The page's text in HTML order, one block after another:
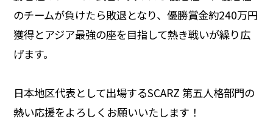
のチームが負けたら敗退となり、優勝賞金約240万円
獲得とアジア最強の座を目指して熱き戦いが繰り広
げます。
日本地区代表として出場するSCARZ 第五人格部門の
熱い応援をよろしくお願いいたします！